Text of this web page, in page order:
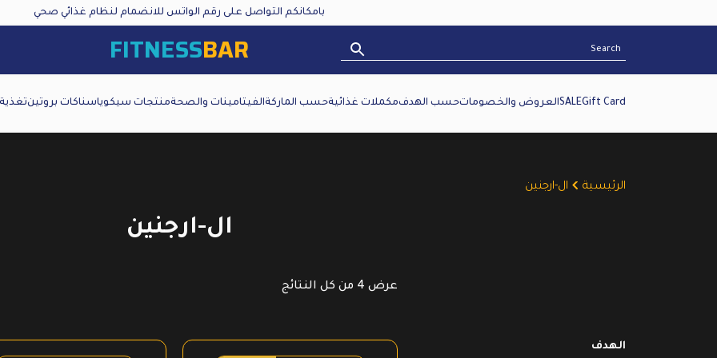
بامكانكم التواصل على رقم الواتس للانضمام لنظام غذائي صحي
FITNESSBAR
Gift Card
SALEالعروض والخصوماتحسب الهدفمكملات غذائيةحسب الماركةالفيتامينات والصحةمنتجات سيكوياسناكات بروتين
الرئيسية ال-ارجنين
ال-ارجنين
عرض ⁦4⁩ من كل النتائج
الهدف